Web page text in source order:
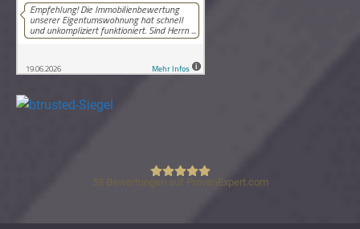
Lutz Schneider Immobilienbewertung
58 Bewertungen auf ProvenExpert.com